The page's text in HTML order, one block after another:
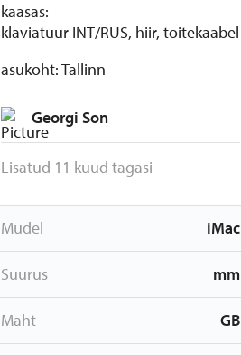
kaasas:
klaviatuur INT/RUS, hiir, toitekaabel
asukoht: Tallinn
Georgi Son
Lisatud 11 kuud tagasi
Mudel iMac
Suurus mm
Maht GB